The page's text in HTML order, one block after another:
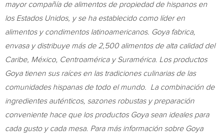
mayor compañía de alimentos de propiedad de hispanos en
los Estados Unidos, y se ha establecido como líder en
alimentos y condimentos latinoamericanos. Goya fabrica,
envasa y distribuye más de 2,500 alimentos de alta calidad del
Caribe, México, Centroamérica y Suramérica. Los productos
Goya tienen sus raíces en las tradiciones culinarias de las
comunidades hispanas de todo el mundo. La combinación de
ingredientes auténticos, sazones robustas y preparación
conveniente hace que los productos Goya sean ideales para
cada gusto y cada mesa. Para más información sobre Goya